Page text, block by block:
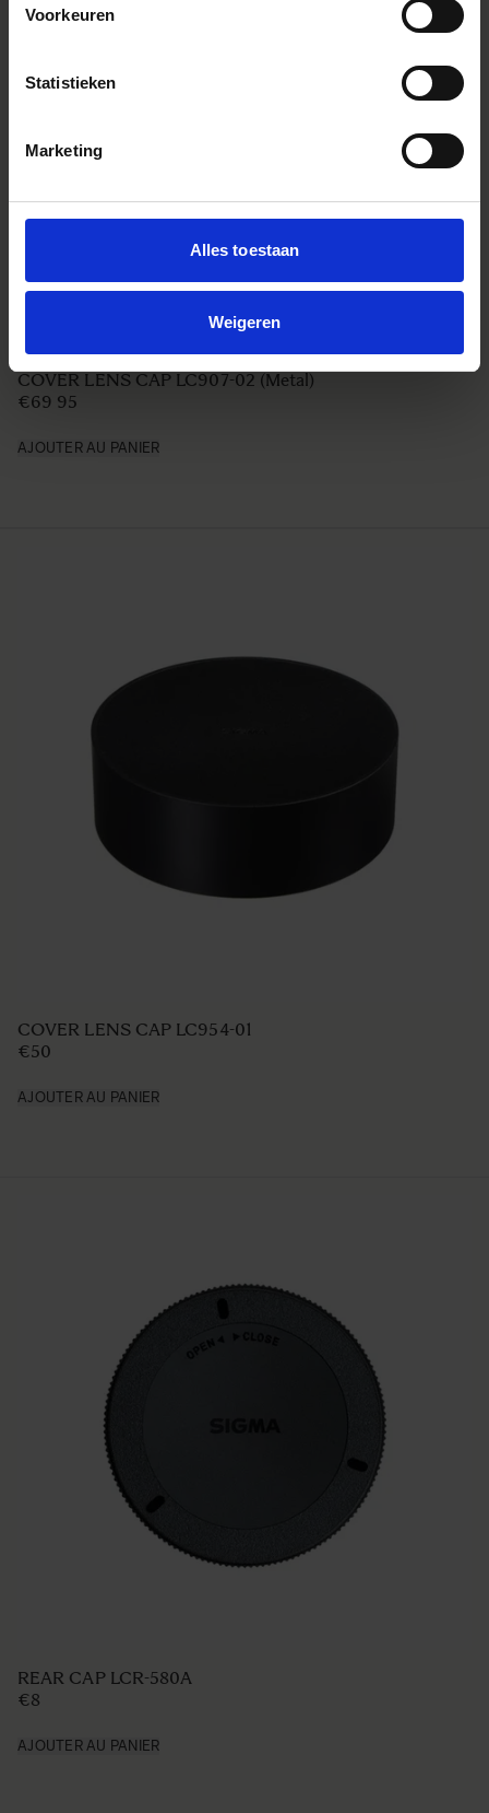
Voorkeuren
Statistieken
Marketing
Alles toestaan
Weigeren
COVER LENS CAP LC907-02 (Metal)
€69 95
AJOUTER AU PANIER
COVER LENS CAP LC954-01
€50
AJOUTER AU PANIER
REAR CAP LCR-580A
€8
AJOUTER AU PANIER